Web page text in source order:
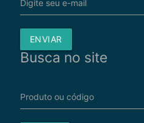
Digite seu e-mail
ENVIAR
Busca no site
Produto ou código